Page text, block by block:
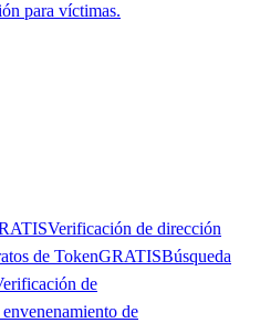
para víctimas.
Verificación de dirección
de TokenGRATISBúsqueda
de
de